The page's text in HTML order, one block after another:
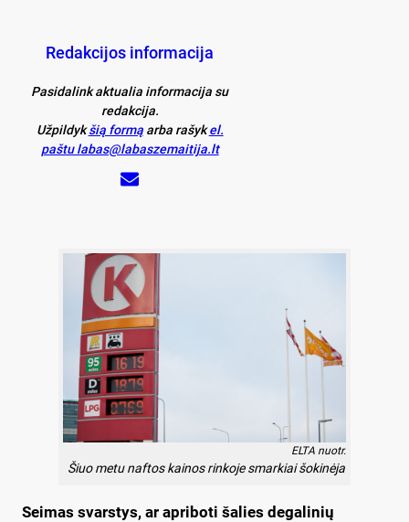
Redakcijos informacija
Pasidalink aktualia informacija su
redakcija.
Užpildykšią formąarba rašykel.
paštu labas@labaszemaitija.lt
ELTA nuotr.
Šiuo metu naftos kainos rinkoje smarkiai šokinėja
Seimas svarstys, ar apriboti šalies degalinių